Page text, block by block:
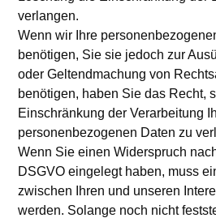
verlangen.
Wenn wir Ihre
benötigen, Sie sie jedoch zur
oder Geltendmachung von
benötigen, haben Sie das Recht,
Einschränkung der Verarbeitung
personenbezogenen Daten zu
Wenn Sie einen Widerspruch
DSGVO eingelegt haben, muss
zwischen Ihren und unseren
werden. Solange noch nicht